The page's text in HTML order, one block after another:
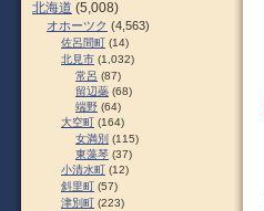
北海道 (5,008)
オホーツク (4,563)
佐呂間町 (14)
北見市 (1,032)
常呂 (87)
留辺蘂 (68)
端野 (64)
大空町 (164)
女満別 (115)
東藻琴 (37)
小清水町 (12)
斜里町 (57)
津別町 (223)